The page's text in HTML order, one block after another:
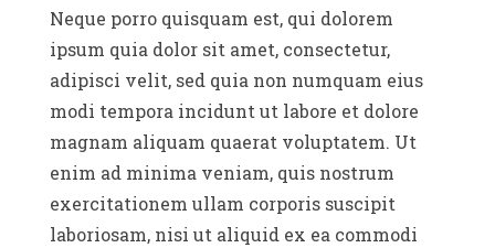
Neque porro quisquam est, qui dolorem
ipsum quia dolor sit amet, consectetur,
adipisci velit, sed quia non numquam eius
modi tempora incidunt ut labore et dolore
magnam aliquam quaerat voluptatem. Ut
enim ad minima veniam, quis nostrum
exercitationem ullam corporis suscipit
laboriosam, nisi ut aliquid ex ea commodi